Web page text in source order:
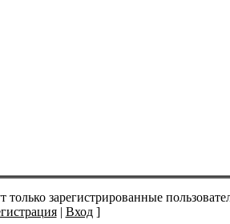
зарегистрированные
| Вход]